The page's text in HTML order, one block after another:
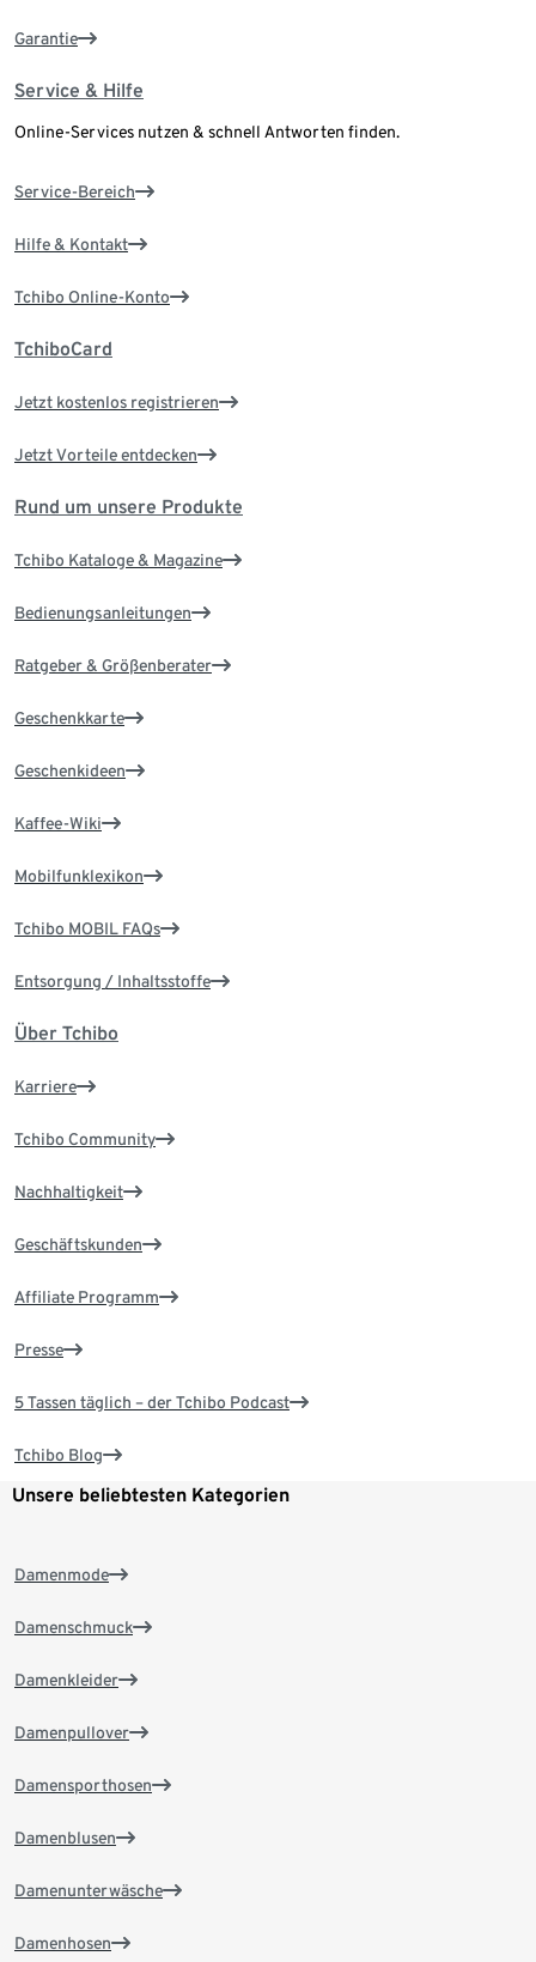
Garantie
Service & Hilfe
Online-Services nutzen & schnell Antworten finden.
Service-Bereich
Hilfe & Kontakt
Tchibo Online-Konto
TchiboCard
Jetzt kostenlos registrieren
Jetzt Vorteile entdecken
Rund um unsere Produkte
Tchibo Kataloge & Magazine
Bedienungsanleitungen
Ratgeber & Größenberater
Geschenkkarte
Geschenkideen
Kaffee-Wiki
Mobilfunklexikon
Tchibo MOBIL FAQs
Entsorgung / Inhaltsstoffe
Über Tchibo
Karriere
Tchibo Community
Nachhaltigkeit
Geschäftskunden
Affiliate Programm
Presse
5 Tassen täglich – der Tchibo Podcast
Tchibo Blog
Unsere beliebtesten Kategorien
Damenmode
Damenschmuck
Damenkleider
Damenpullover
Damensporthosen
Damenblusen
Damenunterwäsche
Damenhosen